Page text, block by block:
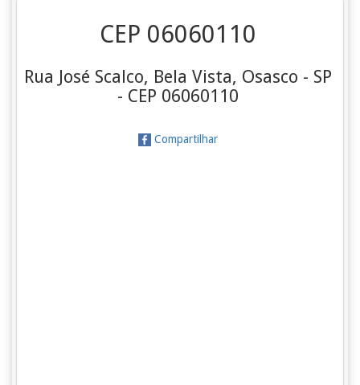
CEP 06060110
Rua José Scalco, Bela Vista, Osasco - SP
- CEP 06060110
Compartilhar